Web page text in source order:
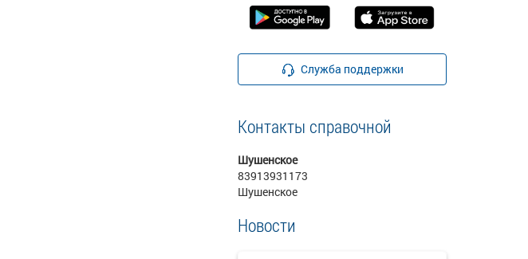
Служба поддержки
Контакты справочной
Шушенское
83913931173
Шушенское
Новости